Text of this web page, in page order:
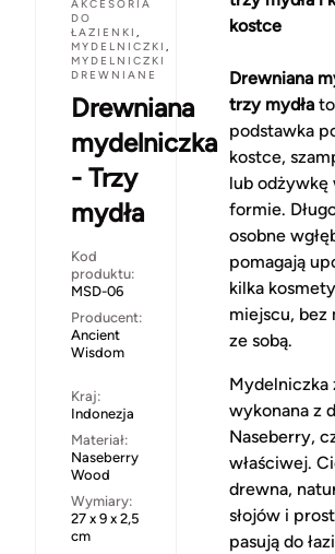
AKCESORIA
DO
ŁAZIENKI ,
MYDELNICZKI ,
MYDELNICZKI
DREWNIANE
Drewniana
mydelniczka
- Trzy
mydła
Kod
produktu:
MSD-06
Producent:
Ancient
Wisdom
Kraj:
Indonezja
Materiał:
Naseberry
Wood
Wymiary:
27 x 9 x 2,5
cm
kostce
Drewniana
trzy mydłato
podstawka
kostce,
lub odżywkę
formie.
osobne
pomagają
kilka
miejscu, bez
ze sobą.
Mydelniczka
wykonana z
Naseberry,
właściwej.
drewna,
słojów i
pasują do